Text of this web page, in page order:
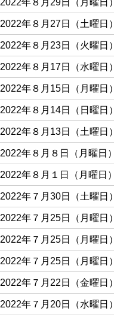
2022年８月29日（月曜日）
2022年８月27日（土曜日）
2022年８月23日（火曜日）
2022年８月17日（水曜日）
2022年８月15日（月曜日）
2022年８月14日（日曜日）
2022年８月13日（土曜日）
2022年８月８日（月曜日）
2022年８月１日（月曜日）
2022年７月30日（土曜日）
2022年７月25日（月曜日）
2022年７月25日（月曜日）
2022年７月25日（月曜日）
2022年７月22日（金曜日）
2022年７月20日（水曜日）